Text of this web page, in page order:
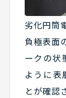
劣化円筒
負極表面
ークの状
ように表
とが確認